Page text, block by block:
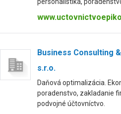
Business Consulting
s.r.o.
Daňová optimalizácia.
poradenstvo, zakladanie
podvojné účtovníctvo.